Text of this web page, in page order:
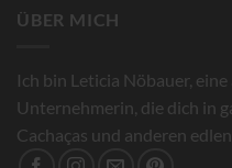
ÜBER MICH
Ich bin Leticia Nöbauer,
Unternehmerin, die dich in
Cachaças und anderen